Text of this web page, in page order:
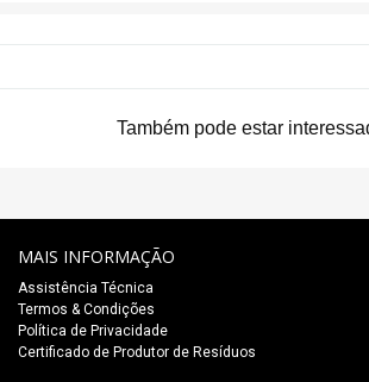
Também pode estar
MAIS INFORMAÇÃO
Assistência Técnica
Termos & Condições
Política de Privacidade
Certificado de Produtor de Resíduos